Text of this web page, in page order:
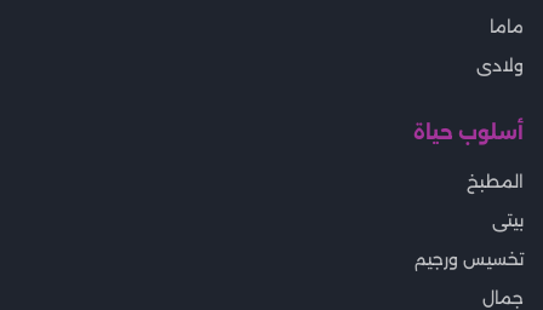
ماما
ولادى
أسلوب حياة
المطبخ
بيتى
تخسيس ورجيم
جمال